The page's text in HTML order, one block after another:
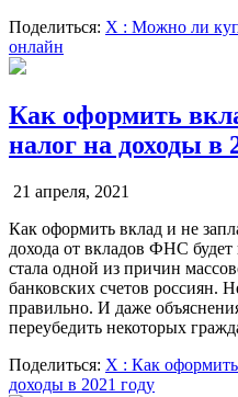
Поделиться: X : Можно ли
онлайн
Как оформить
налог на доходы в
21 апреля, 2021
Как оформить вклад и не
дохода от вкладов ФНС будет
стала одной из причин
банковских счетов россиян.
правильно. И даже
переубедить некоторых
Поделиться: X : Как оформить
доходы в 2021 году